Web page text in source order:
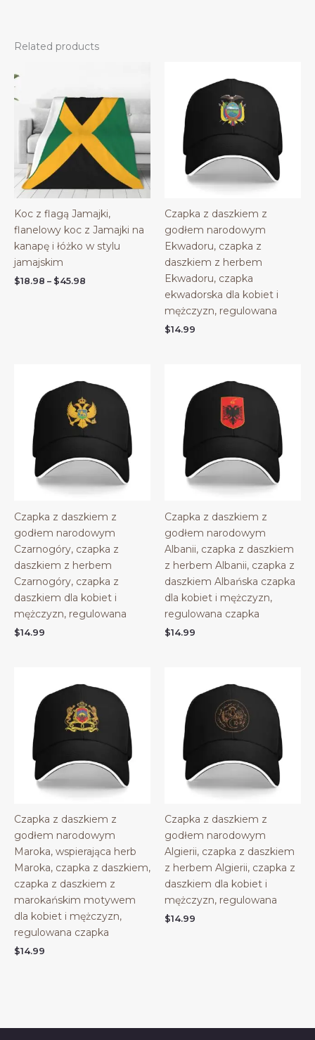
Related products
Koc z flagą Jamajki,
flanelowy koc z Jamajki na
kanapę i łóżko w stylu
jamajskim
$18.98 – $45.98
Czapka z daszkiem z
godłem narodowym
Ekwadoru, czapka z
daszkiem z herbem
Ekwadoru, czapka
ekwadorska dla kobiet i
mężczyzn, regulowana
$14.99
Czapka z daszkiem z
godłem narodowym
Czarnogóry, czapka z
daszkiem z herbem
Czarnogóry, czapka z
daszkiem dla kobiet i
mężczyzn, regulowana
$14.99
Czapka z daszkiem z
godłem narodowym
Albanii, czapka z daszkiem
z herbem Albanii, czapka z
daszkiem Albańska czapka
dla kobiet i mężczyzn,
regulowana czapka
$14.99
Czapka z daszkiem z
godłem narodowym
Maroka, wspierająca herb
Maroka, czapka z daszkiem,
czapka z daszkiem z
marokańskim motywem
dla kobiet i mężczyzn,
regulowana czapka
$14.99
Czapka z daszkiem z
godłem narodowym
Algierii, czapka z daszkiem
z herbem Algierii, czapka z
daszkiem dla kobiet i
mężczyzn, regulowana
$14.99